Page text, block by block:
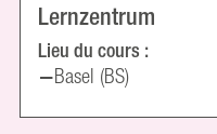
Lernzentrum
Lieu du cours :
Basel (BS)